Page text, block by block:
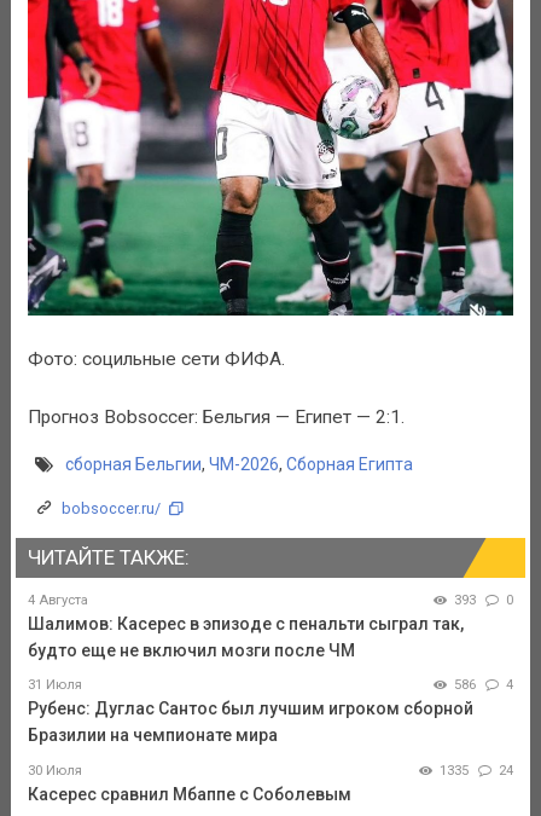
Фото: социльные сети ФИФА.
Прогноз Bobsoccer: Бельгия — Египет — 2:1.
сборная Бельгии, ЧМ-2026, Сборная Египта
bobsoccer.ru/
ЧИТАЙТЕ ТАКЖЕ:
4 Августа 393 0
Шалимов: Касерес в эпизоде с пенальти сыграл так,
будто еще не включил мозги после ЧМ
31 Июля 586 4
Рубенс: Дуглас Сантос был лучшим игроком сборной
Бразилии на чемпионате мира
30 Июля 1335 24
Касерес сравнил Мбаппе с Соболевым